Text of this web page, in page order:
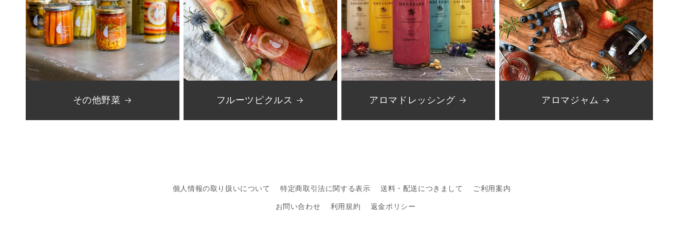
その他野菜 フルーツピクルス アロマドレッシング アロマジャム
個人情報の取り扱いについて 特定商取引法に関する表示 送料・配送につきまして ご利用案内
お問い合わせ 利用規約 返金ポリシー